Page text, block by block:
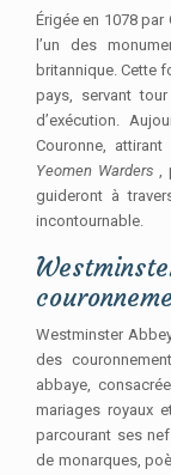
Érigée en 1078
l’un des
britannique. Cette
pays, servant
d’exécution.
Couronne,
Yeomen Warders,
guideront à
incontournable.
Westminster
des
abbaye,
mariages royaux
parcourant ses
de monarques,